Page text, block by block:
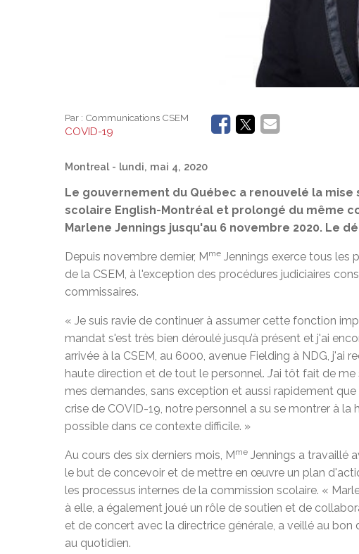
Par : Communications CSEM
COVID-19
Montreal - lundi, mai 4, 2020
Le gouvernement du Québec a renouvelé la
scolaire English-Montréal et prolongé du même
Marlene Jennings jusqu'au 6 novembre 2020. Le
Depuis novembre dernier, Mme Jennings exerce tous les
de la CSEM, à l'exception des procédures judiciaires
commissaires.
« Je suis ravie de continuer à assumer cette fonction
mandat s'est très bien déroulé jusqu’à présent et j'ai
arrivée à la CSEM, au 6000, avenue Fielding à NDG,
haute direction et de tout le personnel. J’ai tôt fait de
mes demandes, sans exception et aussi rapidement
crise de COVID-19, notre personnel a su se montrer à la
possible dans ce contexte difficile. »
Au cours des six derniers mois, Mme Jennings a travaillé
le but de concevoir et de mettre en œuvre un plan
les processus internes de la commission scolaire. «
à elle, a également joué un rôle de soutien et de
et de concert avec la directrice générale, a veillé au
au quotidien.